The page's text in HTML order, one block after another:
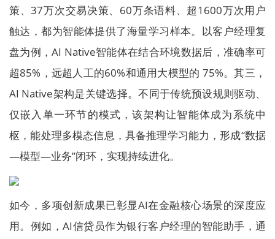
策、37万次交易决策、60万条语料、超1600万次用户
触达，都为智能体提供了海量学习样本。以客户经理复
盘为例，AI Native智能体在结合环境数据后，准确率可
超85%，远超人工的60%和通用大模型的 75%。其三，
AI Native架构是关键选择。不同于传统预设规则驱动、
仅嵌入单一环节的模式，该架构让智能体成为系统中
枢，能处理多模态信息，具备推理学习能力，形成“数据
—模型—业务”闭环，实现持续进化。
如今，多项创新成果已彰显AI在金融核心场景的深度应
用。例如，AI信贷员作为银行客户经理的智能助手，通